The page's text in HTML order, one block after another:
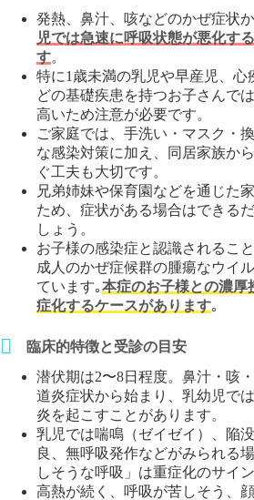
発熱、鼻汁、咳などのかぜ症状か
児では急速に呼吸状態が悪化す
す。
特に1歳未満の乳児や早産児、心
どの基礎疾患を持つお子さんで
高いため注意が必要です。
ご家庭では、手洗い・マスク・
な感染対策に加え、同居家族か
ぐ工夫も大切です。
兄弟姉妹や保育園などを通じた
ため、症状がある場合はできる
しょう。
お子様の感染症と認識されるこ
成人のかぜ症候群の腫瘍なウイ
ています｡本症のお子様との濃厚
症化するケースがあります｡
臨床的特徴と受診の目安
潜伏期は2〜8日程度。鼻汁・咳
道炎症状から始まり、乳幼児で
炎を起こすことがあります。
乳児では喘鳴（ゼイゼイ）、陥
良、無呼吸発作などがみられる
しそうな呼吸」は重症化のサイン
高熱が続く、呼吸が苦しそう、